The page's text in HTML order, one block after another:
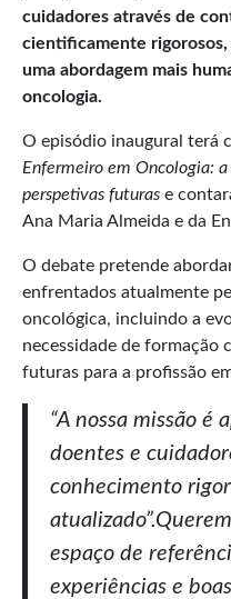
cuidadores através de
cientificamente
uma abordagem mais
oncologia.
O episódio inaugural terá
Enfermeiro em Oncologia:
perspetivas futuras e
Ana Maria Almeida e da
O debate pretende
enfrentados atualmente
oncológica, incluindo a
necessidade de formação
futuras para a profissão
“A nossa missão é
doentes e
conhecimento
espaço de
experiências e